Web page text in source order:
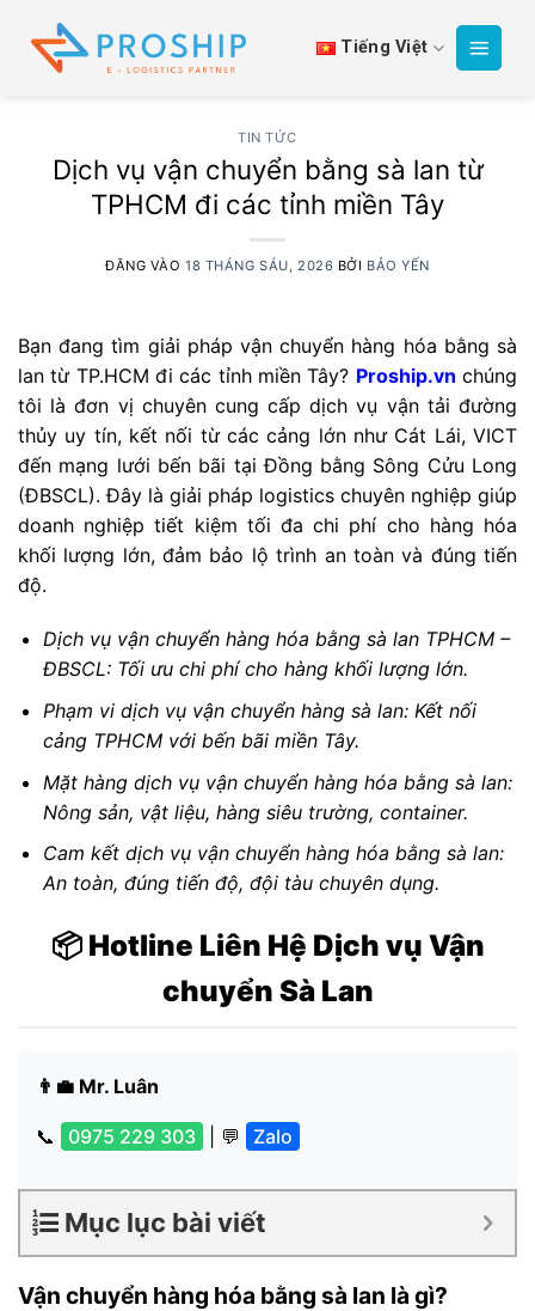
qua
Tiếng Việt
TIN TỨC
Dịch vụ vận chuyển bằng sà lan từ
TPHCM đi các tỉnh miền Tây
ĐĂNG VÀO18 THÁNG SÁU, 2026 BỞI BẢO YẾN
Bạn đang tìm giải pháp vận chuyển hàng hóa bằng sà
lan từ TP.HCM đi các tỉnh miền Tây? Proship.vn chúng
tôi là đơn vị chuyên cung cấp dịch vụ vận tải đường
thủy uy tín, kết nối từ các cảng lớn như Cát Lái, VICT
đến mạng lưới bến bãi tại Đồng bằng Sông Cửu Long
(ĐBSCL). Đây là giải pháp logistics chuyên nghiệp giúp
doanh nghiệp tiết kiệm tối đa chi phí cho hàng hóa
khối lượng lớn, đảm bảo lộ trình an toàn và đúng tiến
độ.
Dịch vụ vận chuyển hàng hóa bằng sà lan TPHCM –
ĐBSCL: Tối ưu chi phí cho hàng khối lượng lớn.
Phạm vi dịch vụ vận chuyển hàng sà lan: Kết nối
cảng TPHCM với bến bãi miền Tây.
Mặt hàng dịch vụ vận chuyển hàng hóa bằng sà lan:
Nông sản, vật liệu, hàng siêu trường, container.
Cam kết dịch vụ vận chuyển hàng hóa bằng sà lan:
An toàn, đúng tiến độ, đội tàu chuyên dụng.
📦 Hotline Liên Hệ Dịch vụ Vận
chuyển Sà Lan
👨‍💼 Mr. Luân
📞 0975 229 303 | 💬 Zalo
Mục lục bài viết
Vận chuyển hàng hóa bằng sà lan là gì?